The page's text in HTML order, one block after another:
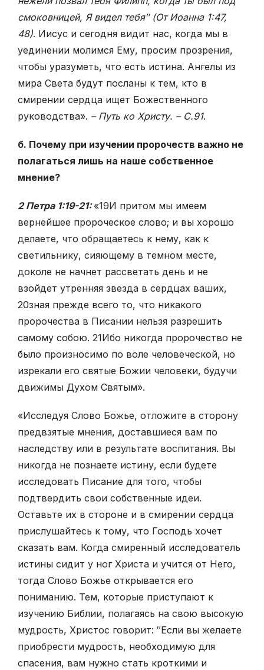
смоковницей, Я видел тебя″ (От Иоанна 1:47,
48). Иисус и сегодня видит нас, когда мы в
уединении молимся Ему, просим прозрения,
чтобы уразуметь, что есть истина. Ангелы из
мира Света будут посланы к тем, кто в
смирении сердца ищет Божественного
руководства». – Путь ко Христу. – С.91.
б. Почему при изучении пророчеств важно не
полагаться лишь на наше собственное
мнение?
2 Петра 1:19-21:«19И притом мы имеем
вернейшее пророческое слово; и вы хорошо
делаете, что обращаетесь к нему, как к
светильнику, сияющему в темном месте,
доколе не начнет рассветать день и не
взойдет утренняя звезда в сердцах ваших,
20зная прежде всего то, что никакого
пророчества в Писании нельзя разрешить
самому собою. 21Ибо никогда пророчество не
было произносимо по воле человеческой, но
изрекали его святые Божии человеки, будучи
движимы Духом Святым».
«Исследуя Слово Божье, отложите в сторону
предвзятые мнения, доставшиеся вам по
наследству или в результате воспитания. Вы
никогда не познаете истину, если будете
исследовать Писание для того, чтобы
подтвердить свои собственные идеи.
Оставьте их в стороне и в смирении сердца
прислушайтесь к тому, что Господь хочет
сказать вам. Когда смиренный исследователь
истины сидит у ног Христа и учится от Него,
тогда Слово Божье открывается его
пониманию. Тем, которые приступают к
изучению Библии, полагаясь на свою высокую
мудрость, Христос говорит: ″Если вы желаете
приобрести мудрость, необходимую для
спасения, вам нужно стать кроткими и